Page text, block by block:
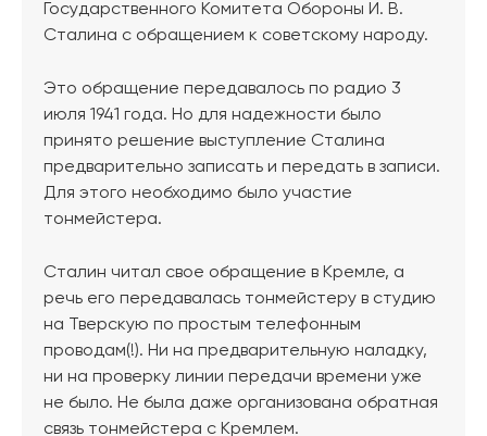
Государственного Комитета Обороны И. В.
Сталина с обращением к советскому народу.
Это обращение передавалось по радио 3
июля 1941 года. Но для надежности было
принято решение выступление Сталина
предварительно записать и передать в записи.
Для этого необходимо было участие
тонмейстера.
Сталин читал свое обращение в Кремле, а
речь его передавалась тонмейстеру в студию
на Тверскую по простым телефонным
проводам(!). Ни на предварительную наладку,
ни на проверку линии передачи времени уже
не было. Не была даже организована обратная
связь тонмейстера с Кремлем.